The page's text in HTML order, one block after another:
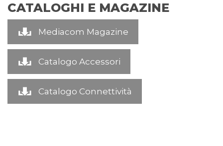
CATALOGHI E MAGAZINE
Mediacom Magazine
Catalogo Accessori
Catalogo Connettività